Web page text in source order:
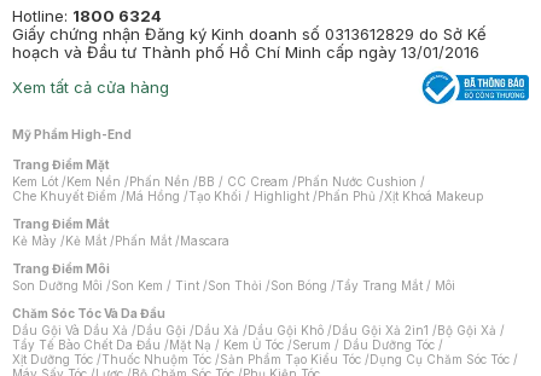
Hotline: 1800 6324
Giấy chứng nhận Đăng ký Kinh doanh số 0313612829 do Sở Kế
hoạch và Đầu tư Thành phố Hồ Chí Minh cấp ngày 13/01/2016
Xem tất cả cửa hàng
Mỹ Phẩm High-End
Trang Điểm Mặt
Kem Lót /Kem Nền /Phấn Nền /BB / CC Cream /Phấn Nước Cushion /
Che Khuyết Điểm /Má Hồng /Tạo Khối / Highlight /Phấn Phủ /Xịt Khoá Makeup
Trang Điểm Mắt
Kẻ Mày /Kẻ Mắt /Phấn Mắt /Mascara
Trang Điểm Môi
Son Dưỡng Môi /Son Kem / Tint /Son Thỏi /Son Bóng /Tẩy Trang Mắt / Môi
Chăm Sóc Tóc Và Da Đầu
Dầu Gội Và Dầu Xả /Dầu Gội /Dầu Xả /Dầu Gội Khô /Dầu Gội Xả 2in1 /Bộ Gội Xả /
Tẩy Tế Bào Chết Da Đầu /Mặt Nạ / Kem Ủ Tóc /Serum / Dầu Dưỡng Tóc /
Xịt Dưỡng Tóc /Thuốc Nhuộm Tóc /Sản Phẩm Tạo Kiểu Tóc /Dụng Cụ Chăm Sóc Tóc /